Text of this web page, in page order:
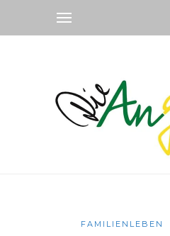
FAMILIENLEBEN